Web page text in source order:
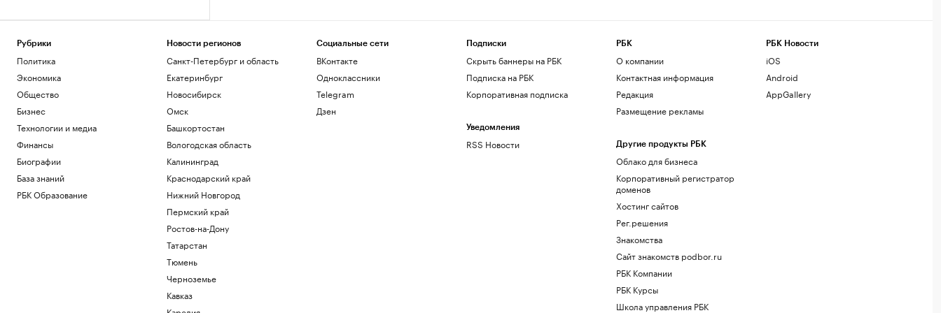
Рубрики
Политика
Экономика
Общество
Бизнес
Технологии и медиа
Финансы
Биографии
База знаний
РБК Образование
Новости регионов
Санкт-Петербург и область
Екатеринбург
Новосибирск
Омск
Башкортостан
Вологодская область
Калининград
Краснодарский край
Нижний Новгород
Пермский край
Ростов-на-Дону
Татарстан
Тюмень
Черноземье
Кавказ
Социальные сети
ВКонтакте
Одноклассники
Telegram
Дзен
Подписки
Скрыть баннеры на РБК
Подписка на РБК
Корпоративная подписка
Уведомления
RSS Новости
РБК
О компании
Контактная информация
Редакция
Размещение рекламы
Другие продукты РБК
Облако для бизнеса
Корпоративный регистратор
доменов
Хостинг сайтов
Рег.решения
Знакомства
Сайт знакомств podbor.ru
РБК Компании
РБК Курсы
Школа управления РБК
РБК Новости
iOS
Android
AppGallery